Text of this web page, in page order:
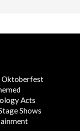
Oktoberfest
Acts
Shows